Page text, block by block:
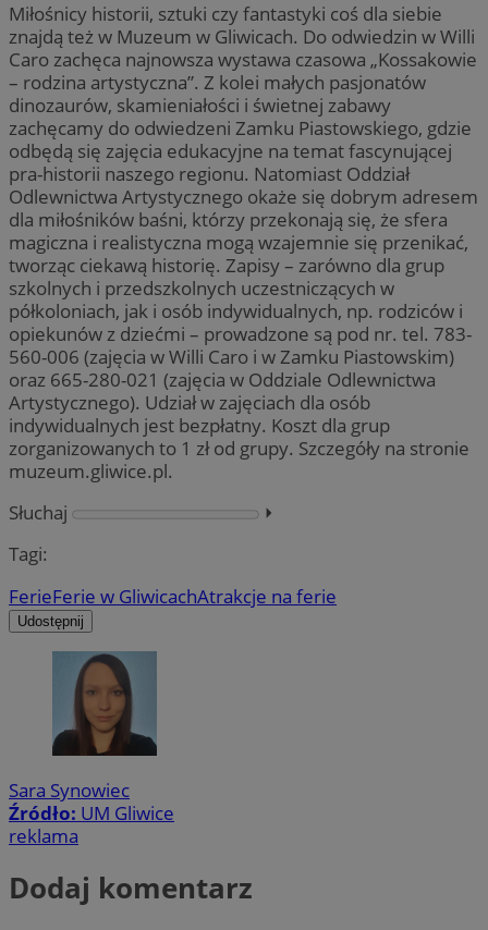
Miłośnicy historii, sztuki czy fantastyki coś dla siebie
znajdą też w Muzeum w Gliwicach. Do odwiedzin w Willi
Caro zachęca najnowsza wystawa czasowa „Kossakowie
– rodzina artystyczna”. Z kolei małych pasjonatów
dinozaurów, skamieniałości i świetnej zabawy
zachęcamy do odwiedzeni Zamku Piastowskiego, gdzie
odbędą się zajęcia edukacyjne na temat fascynującej
pra-historii naszego regionu. Natomiast Oddział
Odlewnictwa Artystycznego okaże się dobrym adresem
dla miłośników baśni, którzy przekonają się, że sfera
magiczna i realistyczna mogą wzajemnie się przenikać,
tworząc ciekawą historię. Zapisy – zarówno dla grup
szkolnych i przedszkolnych uczestniczących w
półkoloniach, jak i osób indywidualnych, np. rodziców i
opiekunów z dziećmi – prowadzone są pod nr. tel. 783-
560-006 (zajęcia w Willi Caro i w Zamku Piastowskim)
oraz 665-280-021 (zajęcia w Oddziale Odlewnictwa
Artystycznego). Udział w zajęciach dla osób
indywidualnych jest bezpłatny. Koszt dla grup
zorganizowanych to 1 zł od grupy. Szczegóły na stronie
muzeum.gliwice.pl.
Słuchaj
⏵︎
Tagi:
FerieFerie w GliwicachAtrakcje na ferie
Udostępnij
Sara Synowiec
Źródło: UM Gliwice
reklama
Dodaj komentarz